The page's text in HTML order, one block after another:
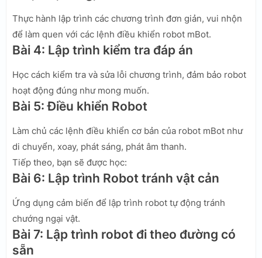
Thực hành lập trình các chương trình đơn giản, vui nhộn
để làm quen với các lệnh điều khiển robot mBot.
Bài 4: Lập trình kiểm tra đáp án
Học cách kiểm tra và sửa lỗi chương trình, đảm bảo robot
hoạt động đúng như mong muốn.
Bài 5: Điều khiển Robot
Làm chủ các lệnh điều khiển cơ bản của robot mBot như
di chuyển, xoay, phát sáng, phát âm thanh.
Tiếp theo, bạn sẽ được học:
Bài 6: Lập trình Robot tránh vật cản
Ứng dụng cảm biến để lập trình robot tự động tránh
chướng ngại vật.
Bài 7: Lập trình robot đi theo đường có
sẵn